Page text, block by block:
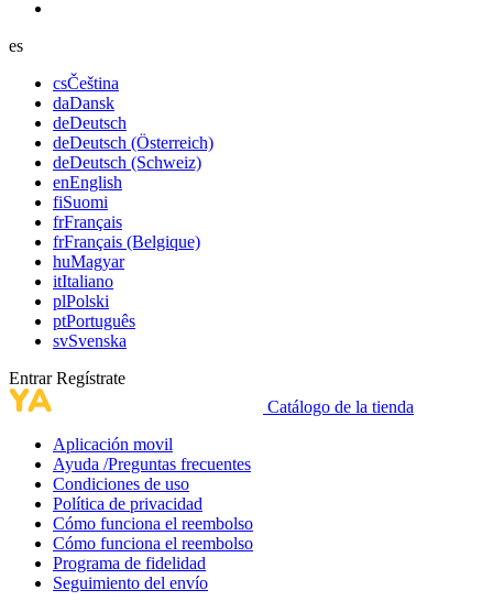
es
csČeština
daDansk
deDeutsch
deDeutsch (Österreich)
deDeutsch (Schweiz)
enEnglish
fiSuomi
frFrançais
frFrançais (Belgique)
huMagyar
itItaliano
plPolski
ptPortuguês
svSvenska
Entrar Regístrate
Catálogo de la tienda
Aplicación movil
Ayuda /Preguntas frecuentes
Condiciones de uso
Política de privacidad
Cómo funciona el reembolso
Cómo funciona el reembolso
Programa de fidelidad
Seguimiento del envío